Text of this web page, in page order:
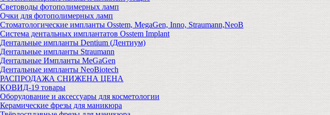
Световоды фотополимерных ламп
Очки для фотополимерных ламп
Стоматологические импланты Osstem, MegaGen, Inno, Straumann,NeoB
Система дентальных имплантатов Osstem Implant
Дентальные импланты Dentium (Дентиум)
Дентальные импланты Straumann
Дентальные Импланты MeGaGen
Дентальные импланты NeoBiotech
РАСПРОДАЖА СНИЖЕНА ЦЕНА
КОВИД-19 товары
Оборудование и аксессуары для косметологии
Керамические фрезы для маникюра